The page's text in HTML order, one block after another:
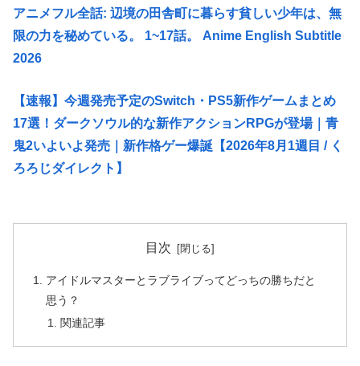
アニメフル全話: 辺境の田舎町に暮らす貧しい少年は、無
限の力を秘めている。 1~17話。 Anime English Subtitle
2026
【速報】今週発売予定のSwitch・PS5新作ゲームまとめ
17選！ダークソウル的な新作アクションRPGが登場｜青
鬼2いよいよ発売｜新作格ゲー爆誕【2026年8月1週目 / く
ろろじダイレクト】
目次
アイドルマスターとラブライブってどっちの勝ちだと
思う？
関連記事